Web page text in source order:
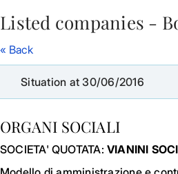
Skip to Main Content
Listed companies -
« Back
Situation at 30/06/2016
ORGANI SOCIALI
SOCIETA' QUOTATA: VIANINI